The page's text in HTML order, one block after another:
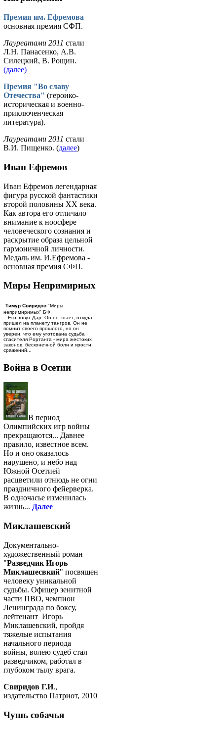
Премия им. Ефремова
основная премия СФП.
Лауреатами 2011 стали
Л.Н. Панасенко, А.В.
Силецкий, В. Рощин.
(далее)
Премия "Во славу
Отечества" (героико-
историческая и военно-
приключенческая
литература).
Лауреатами 2011 стали
В.И. Пищенко. (далее)
Иван Ефремов
Иван Ефремов легендарная
фигура русской фантастики
второй половины ХХ века.
Как автора его отличало
внимание к ноосфере
человеческого сознания и
раскрытие образа цельной
гармоничной личности.
Медаль им. И.Ефремова -
основная премия СФП.
Миры Непримириых
Тимур Свиридов "Миры
непримиримых" БФ
...Его зовут Дар. Он не знает, откуда
пришел на планету тангров. Он не
помнит своего прошлого, но он
уверен, что ему уготована судьба
спасителя Рортанга - мира жестоких
законов, бесконечной боли и ярости
сражений...
Война в Осетии
В период
Олимпийских игр войны
прекращаются... Давнее
правило, известное всем.
Но и оно оказалось
нарушено, и небо над
Южной Осетией
расцветили отнюдь не огни
праздничного фейерверка.
В одночасье изменилась
жизнь... Далее
Миклашевский
Документально-
художественный роман
"Разведчик Игорь
Миклашесвкий" посвящен
человеку уникальной
судьбы. Офицер зенитной
части ПВО, чемпион
Ленинграда по боксу,
лейтенант Игорь
Миклашевский, пройдя
тяжелые испытания
начального периода
войны, волею судеб стал
разведчиком, работал в
глубоком тылу врага.
Свиридов Г.И.,
издательство Патриот, 2010
Чушь собачья